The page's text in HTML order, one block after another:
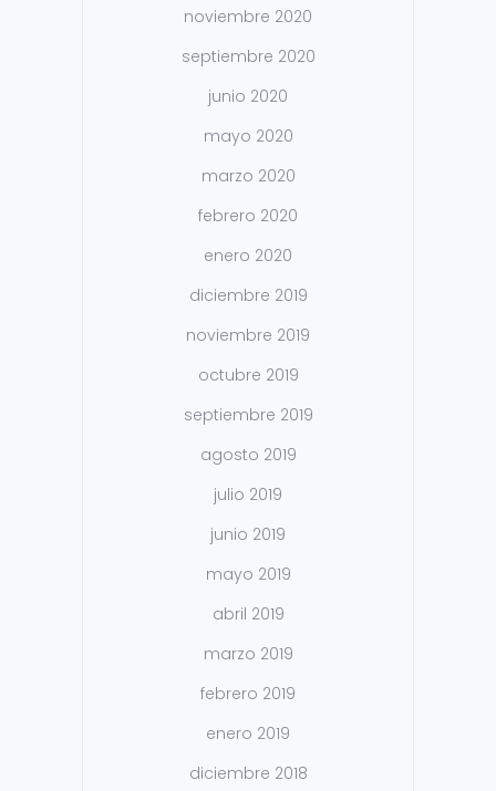
noviembre 2020
septiembre 2020
junio 2020
mayo 2020
marzo 2020
febrero 2020
enero 2020
diciembre 2019
noviembre 2019
octubre 2019
septiembre 2019
agosto 2019
julio 2019
junio 2019
mayo 2019
abril 2019
marzo 2019
febrero 2019
enero 2019
diciembre 2018